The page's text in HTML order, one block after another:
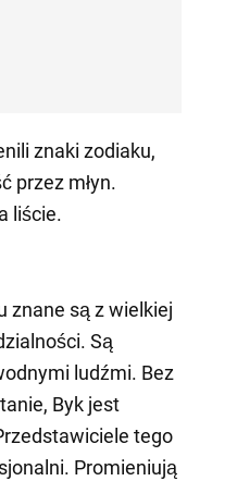
znaki zodiaku,
przez młyn.
liście.
znane są z wielkiej
Są
ludźmi. Bez
Byk jest
tego
Promieniują